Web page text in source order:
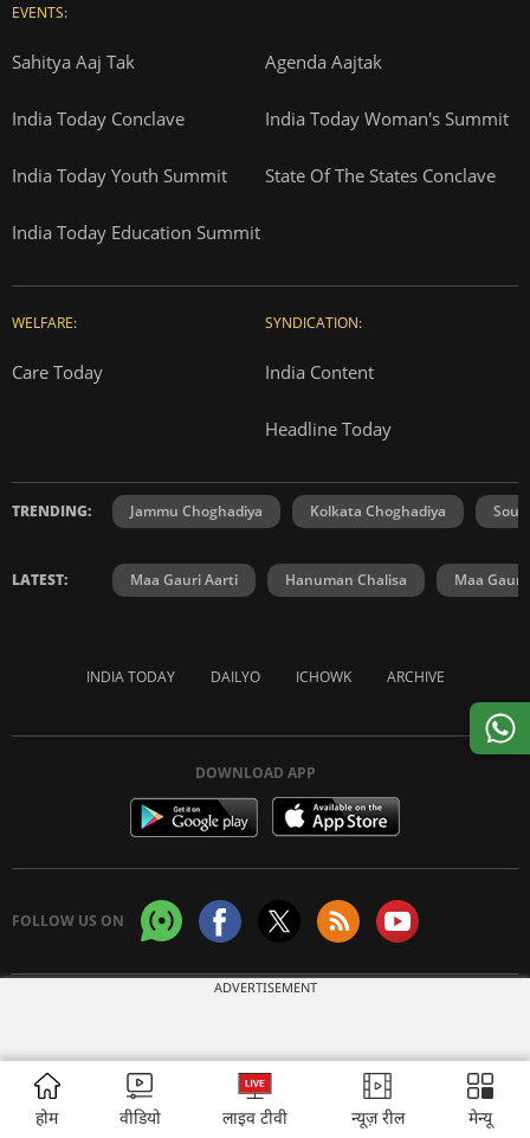
EVENTS:
Sahitya Aaj Tak Agenda Aajtak
India Today Conclave India Today Woman's Summit
India Today Youth Summit State Of The States Conclave
India Today Education Summit
WELFARE:
Care Today
SYNDICATION:
India Content
Headline Today
TRENDING: Jammu Choghadiya Kolkata Choghadiya
LATEST: Maa Gauri Aarti Hanuman Chalisa Maa Gauri
INDIA TODAY DAILYO ICHOWK ARCHIVE
DOWNLOAD APP
FOLLOW US ON
ADVERTISEMENT
होम वीडियो लाइव टीवी न्यूज़ रील मेन्यू